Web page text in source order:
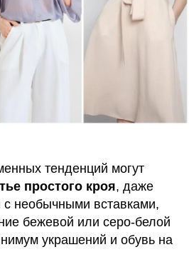
тенденций могут
простого кроя, даже
необычными вставками,
бежевой или серо-белой
украшений и обувь на